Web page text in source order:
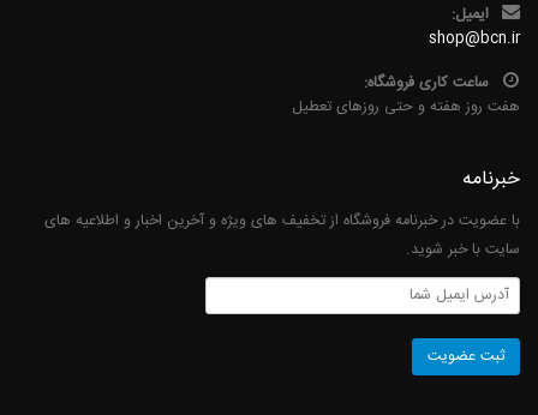
ایمیل:
shop@bcn.ir
ساعت کاری فروشگاه:
هفت روز هفته و حتی روزهای تعطیل
خبرنامه
با عضویت در خبرنامه فروشگاه از تخفیف های ویژه و آخرین اخبار و اطلاعیه های
سایت با خبر شوید.